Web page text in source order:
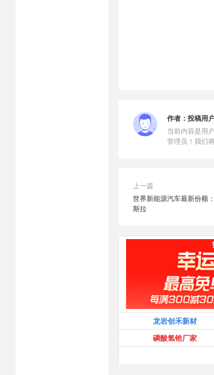
作者： 投稿用
当前内容是用
管理员！我们
上一篇
世界新能源汽车最新份额
斯拉
龙岩创禾新材
磷酸氢锆厂家